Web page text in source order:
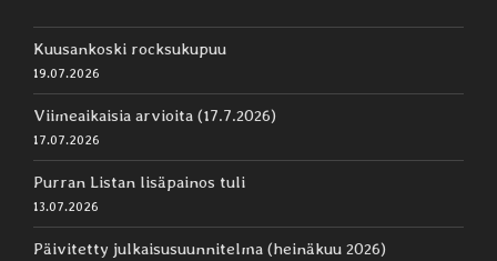
Kuusankoski rocksukupuu
19.07.2026
Viimeaikaisia arvioita (17.7.2026)
17.07.2026
Purran Listan lisäpainos tuli
13.07.2026
Päivitetty julkaisusuunnitelma (heinäkuu 2026)